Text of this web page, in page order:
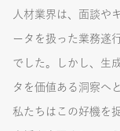
人材業界は、面談や
ータを扱った業務遂
でした。しかし、生
タを価値ある洞察へ
私たちはこの好機を